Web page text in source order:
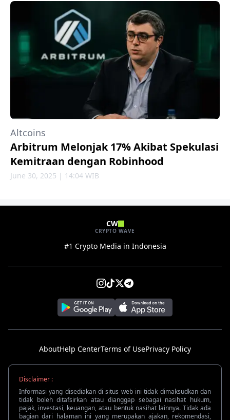
Altcoins
Arbitrum Melonjak 17% Akibat Spekulasi
Kemitraan dengan Robinhood
June 30, 2025 | 14:04 WIB
CW
CRYPTO WAVE
#1 Crypto Media in Indonesia
AboutHelp CenterTerms of UsePrivacy Policy
Disclaimer :
Informasi yang disediakan di situs web ini tidak dimaksudkan dan
tidak boleh ditafsirkan atau dianggap sebagai nasihat hukum,
pajak, investasi, keuangan, atau bentuk nasihat lainnya. Tidak ada
bagian dari halaman ini yang merupakan ajakan, rekomendasi,